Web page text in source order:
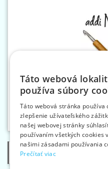
1
Háčik pletací 5
Kategórie
Táto webová
používa súbory
Táto webová stránka používa
zlepšenie užívateľského
našej webovej stránky
používaním všetkých cookies
našimi zásadami používania
Prečítať viac